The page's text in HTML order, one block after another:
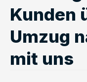
Kunden
Umzug
mit uns